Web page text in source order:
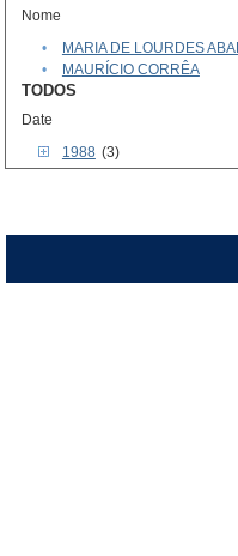
Nome
•
MARIA DE LOURDES
•
MAURÍCIO CORRÊA
TODOS
Date
1988 (3)